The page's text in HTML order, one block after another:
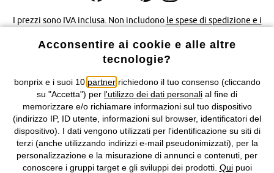
I prezzi sono IVA inclusa. Non includono le spese di spedizione e i
Condizioni di vendita Accessibilità
Informativa privacy e cookie Gestione dei cookie
Informazioni legali Diritto di recesso
©2026 bonprix.Tutti i diritti riservati.
bonprix S.r.l. con socio unico, sede legale: via Adua 33 - 13855
Valdengo (BI) C.F. 01510910027 - P.I. 01939830020, Reg. Imprese di
Acconsentire ai cookie e alle altre
tecnologie?
bonprix e i suoi 10 partnerrichiedono il tuo consenso (cliccando
su "Accetta") per l'utilizzo dei dati personali al fine di
memorizzare e/o richiamare informazioni sul tuo dispositivo
(indirizzo IP, ID utente, informazioni sul browser, identificatori del
dispositivo). I dati vengono utilizzati per l'identificazione su siti di
terzi (anche utilizzando indirizzi e-mail pseudonimizzati), per la
personalizzazione e la misurazione di annunci e contenuti, per
conoscere i gruppi target e gli sviluppi dei prodotti. Quipuoi